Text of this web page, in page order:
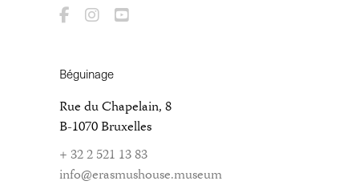
Béguinage
Rue du Chapelain, 8
B-1070 Bruxelles
+ 32 2 521 13 83
info@erasmushouse.museum